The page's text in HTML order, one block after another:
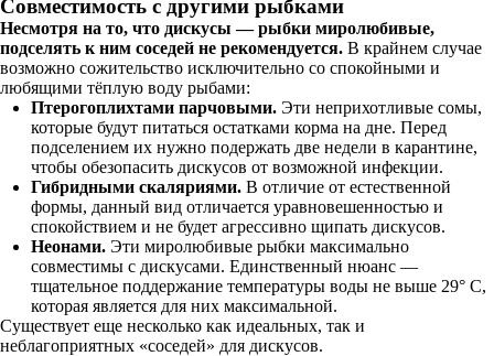
Совместимость с другими рыбками
Несмотря на то, что дискусы — рыбки миролюбивые,
подселять к ним соседей не рекомендуется. В крайнем случае
возможно сожительство исключительно со спокойными и
любящими тёплую воду рыбами:
Птерогоплихтами парчовыми. Эти неприхотливые сомы,
которые будут питаться остатками корма на дне. Перед
подселением их нужно подержать две недели в карантине,
чтобы обезопасить дискусов от возможной инфекции.
Гибридными скаляриями. В отличие от естественной
формы, данный вид отличается уравновешенностью и
спокойствием и не будет агрессивно щипать дискусов.
Неонами. Эти миролюбивые рыбки максимально
совместимы с дискусами. Единственный нюанс —
тщательное поддержание температуры воды не выше 29° C,
которая является для них максимальной.
Существует еще несколько как идеальных, так и
неблагоприятных «соседей» для дискусов.